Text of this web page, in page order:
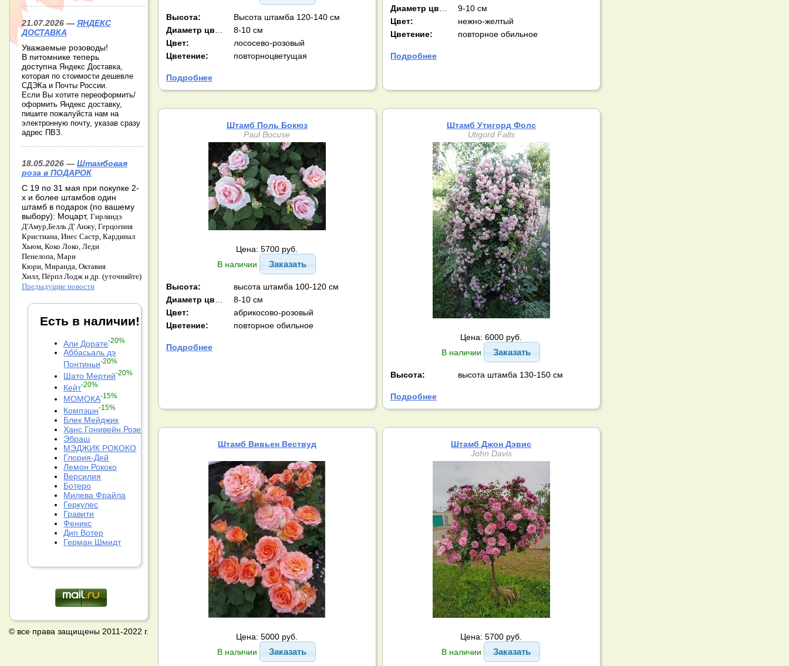
Высота:
Высота штамба 120-140 см
8-10 см
Цвет:
лососево-розовый
Цветение:
повторноцветущая
Подробнее
9-10 см
Цвет:
нежно-желтый
Цветение:
повторное обильное
Подробнее
Штамб Поль Бокюз
Paul Bocuse
Цена: 5700 руб.
В наличии
Заказать
Высота:
высота штамба 100-120 см
8-10 см
Цвет:
абрикосово-розовый
Цветение:
повторное обильное
Подробнее
Штамб Утигорд Фолс
Utigord Falls
Цена: 6000 руб.
В наличии
Заказать
Высота: высота штамба 130-150 см
Подробнее
Штамб Вивьен Вествуд
Цена: 5000 руб.
В наличии
Заказать
Штамб Джон Дэвис
John Davis
Цена: 5700 руб.
В наличии
Заказать
21.07.2026 — ЯНДЕКС
ДОСТАВКА
Уважаемые розоводы!
В питомнике теперь
доступна Яндекс Доставка,
которая по стоимости дешевле
СДЭКа и Почты России.
Если Вы хотите переоформить/
оформить Яндекс доставку,
пишите пожалуйста нам на
электронную почту, указав сразу
адрес ПВЗ.
18.05.2026 — Штамбовая
роза в ПОДАРОК
С 19 по 31 мая при покупке 2-
х и более штамбов один
штамб в подарок (по вашему
выбору): Моцарт, Гирляндэ
Д'Амур,Белль Д' Анжу, Герцогиня
Кристиана, Инес Састр, Кардинал
Хьюм, Коко Локо, Леди
Пенелопа, Мари
Кюри, Миранда, Октавия
Хилл, Пёрпл Лодж и др. (уточняйте)
Предыдущие новости
Есть в наличии!
Али Дорате-20%
Аббасьаль дэ
Понтиньи-20%
Шато Мертий-20%
Кейт-20%
МОМОКА-15%
Компэшн-15%
Блек Мейджик
Ханс Гонивейн Розе
Эбраш
МЭДЖИК РОКОКО
Глория-Дей
Лемон Рококо
Версилия
Ботеро
Милева Фрайла
Геркулес
Гравити
Феникс
Дип Вотер
Герман Шмидт
© все права защищены 2011-2022 г.